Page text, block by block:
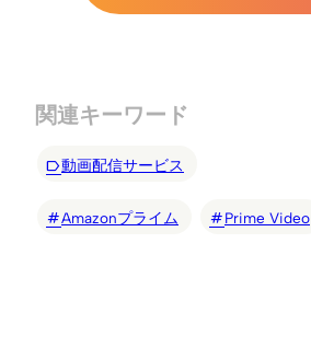
関連キーワード
動画配信サービス
Amazonプライム Prime Video